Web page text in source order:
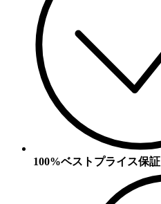
100%ベストプライス保証